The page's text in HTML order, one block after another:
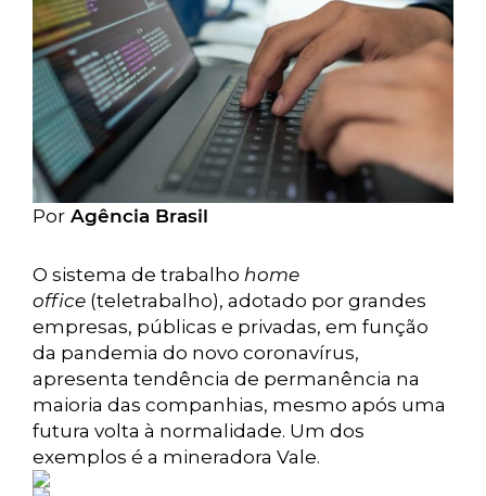
Por Agência Brasil
O sistema de trabalho home
office (teletrabalho), adotado por grandes
empresas, públicas e privadas, em função
da pandemia do novo coronavírus,
apresenta tendência de permanência na
maioria das companhias, mesmo após uma
futura volta à normalidade. Um dos
exemplos é a mineradora Vale.